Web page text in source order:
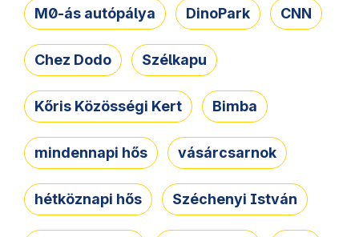
M0-ás autópálya DinoPark CNN
Chez Dodo Szélkapu
Kőris Közösségi Kert Bimba
mindennapi hős vásárcsarnok
hétköznapi hős Széchenyi István